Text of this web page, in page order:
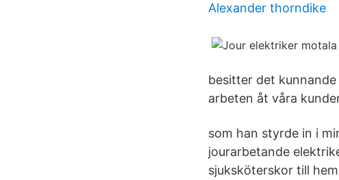
Alexander thorndike
besitter det
arbeten åt våra
som han styrde in i
jourarbetande
sjuksköterskor till